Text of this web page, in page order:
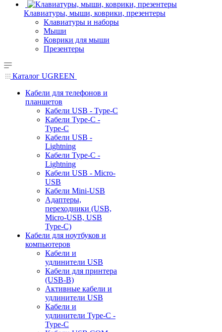
Клавиатуры, мыши, коврики, презентеры
Клавиатуры и наборы
Мыши
Коврики для мыши
Презентеры
Каталог UGREEN
Кабели для телефонов и
планшетов
Кабели USB - Type-C
Кабели Type-C -
Type-C
Кабели USB -
Lightning
Кабели Type-C -
Lightning
Кабели USB - Micro-
USB
Кабели Mini-USB
Адаптеры,
переходники (USB,
Micro-USB, USB
Type-C)
Кабели для ноутбуков и
компьютеров
Кабели и
удлинители USB
Кабели для принтера
(USB-B)
Активные кабели и
удлинители USB
Кабели и
удлинители Type-C -
Type-C